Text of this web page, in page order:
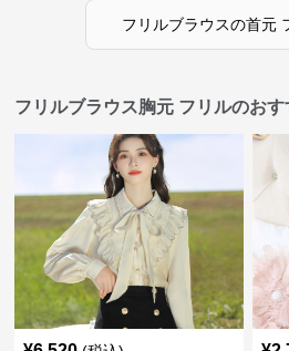
フリルブラウスの首元
フリルブラウス胸元 フリルのお